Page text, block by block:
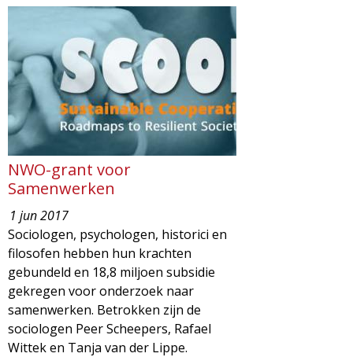
NWO-grant voor
Samenwerken
1 jun 2017
Sociologen, psychologen, historici en
filosofen hebben hun krachten
gebundeld en 18,8 miljoen subsidie
gekregen voor onderzoek naar
samenwerken. Betrokken zijn de
sociologen Peer Scheepers, Rafael
Wittek en Tanja van der Lippe.